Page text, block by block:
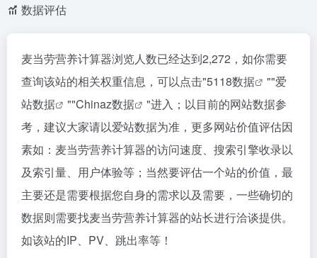
数据评估
麦当劳营养计算器浏览人数已经达到2,272，如你需要
查询该站的相关权重信息，可以点击"5118数据 ""爱
站数据
""Chinaz数据
"进入；以目前的网站数据参
考，建议大家请以爱站数据为准，更多网站价值评估因
素如：麦当劳营养计算器的访问速度、搜索引擎收录以
及索引量、用户体验等；当然要评估一个站的价值，最
主要还是需要根据您自身的需求以及需要，一些确切的
数据则需要找麦当劳营养计算器的站长进行洽谈提供。
如该站的IP、PV、跳出率等！